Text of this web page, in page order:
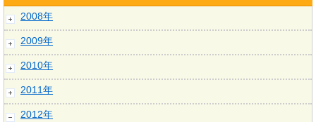
2008年
2009年
2010年
2011年
2012年